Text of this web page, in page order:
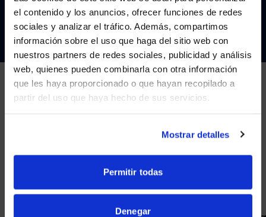
el contenido y los anuncios, ofrecer funciones de redes
sociales y analizar el tráfico. Además, compartimos
información sobre el uso que haga del sitio web con
nuestros partners de redes sociales, publicidad y análisis
web, quienes pueden combinarla con otra información
que les haya proporcionado o que hayan recopilado a
partir del uso que haya hecho de sus servicios.
Mostrar detalles
Permitir todas
Denegar
CONTÁCTENOS
Nos asociamos con los principales proveedores de
WE NOTICED YOU'RE IN USA.
instead?
YES, TAKE ME THERE
NO, STAY ON THIS SITE